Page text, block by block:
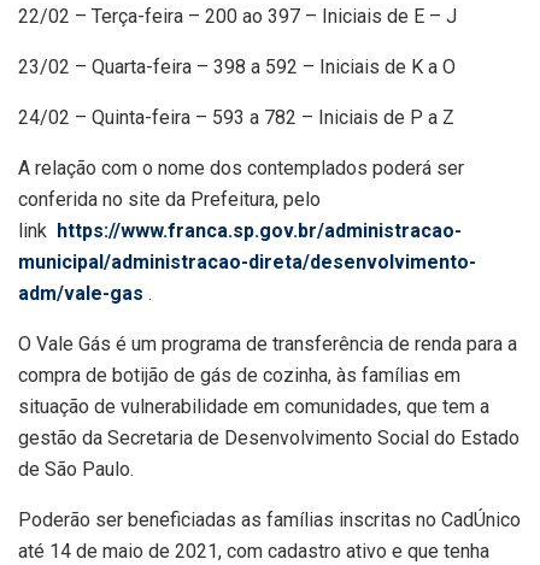
22/02 – Terça-feira – 200 ao 397 – Iniciais de E – J
23/02 – Quarta-feira – 398 a 592 – Iniciais de K a O
24/02 – Quinta-feira – 593 a 782 – Iniciais de P a Z
A relação com o nome dos contemplados poderá ser
conferida no site da Prefeitura, pelo
link https://www.franca.sp.gov.br/administracao-
municipal/administracao-direta/desenvolvimento-
adm/vale-gas .
O Vale Gás é um programa de transferência de renda para a
compra de botijão de gás de cozinha, às famílias em
situação de vulnerabilidade em comunidades, que tem a
gestão da Secretaria de Desenvolvimento Social do Estado
de São Paulo.
Poderão ser beneficiadas as famílias inscritas no CadÚnico
até 14 de maio de 2021, com cadastro ativo e que tenha